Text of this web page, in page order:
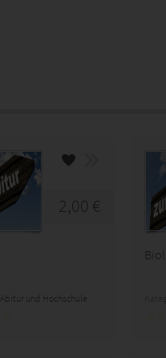
2,00 €
Abitur und Hochschule